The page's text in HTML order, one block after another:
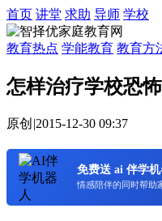
首页 讲堂 求助 导师 学校
教育热点 学能教育 教育方
怎样治疗学校恐
原创 |2015-12-30 09:37
免费送 ai 伴学机
情感陪伴的同时帮助